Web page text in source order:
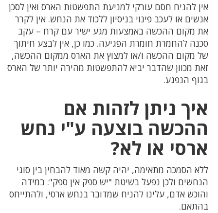
אין להניח חסם עורקי למניעת התפשטות הארס ואין לסכן
אנשים או לעכב פינוי בניסיון ללכוד את הנחש. אין לקרר
את מקום ההכשה באמצעות מגע ישיר עם קרח – עקב
סכנה להחמרת חומרת הפגיעה. כמו כן, אין לבצע חיתוך
של מקום ההכשה ו/או למצוץ את הארס ממקום ההכשה,
זאת מכוון שהדבר יביא להתפשטות מהירה יותר של הארס
בגוף הנפגע.
איך ניתן לזהות אם
ההכשה בוצעה ע"י נחש
ארסי או לא?
ללא הסמכה מתאימה, יהיה קשה מאוד להבחין בין סוגי
הנחשים ולכן נפעל בשיטת "יש ספק אין ספק": במידה
והוכש אדם, עלינו להניח שמדובר בנחש ארסי, ולהתייחס
בהתאם.